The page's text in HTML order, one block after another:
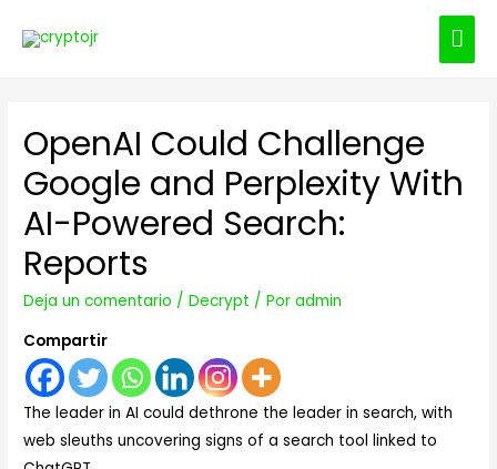
OpenAI Could Challenge
Google and Perplexity With
AI-Powered Search:
Reports
Deja un comentario /Decrypt / Poradmin
Compartir
The leader in AI could dethrone the leader in search, with
web sleuths uncovering signs of a search tool linked to